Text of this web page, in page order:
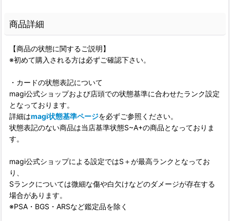
商品詳細
【商品の状態に関するご説明】
※初めて購入される方は必ずご確認下さい。
・カードの状態表記について
magi公式ショップおよび店頭での状態基準に合わせたランク設定
となっております。
詳細はmagi状態基準ページを必ずご参照ください。
状態表記のない商品は当店基準状態S~A+の商品となっておりま
す。
magi公式ショップによる設定ではS＋が最高ランクとなってお
り、
Sランクについては微細な傷や白欠けなどのダメージが存在する
場合があります。
※PSA・BGS・ARSなど鑑定品を除く